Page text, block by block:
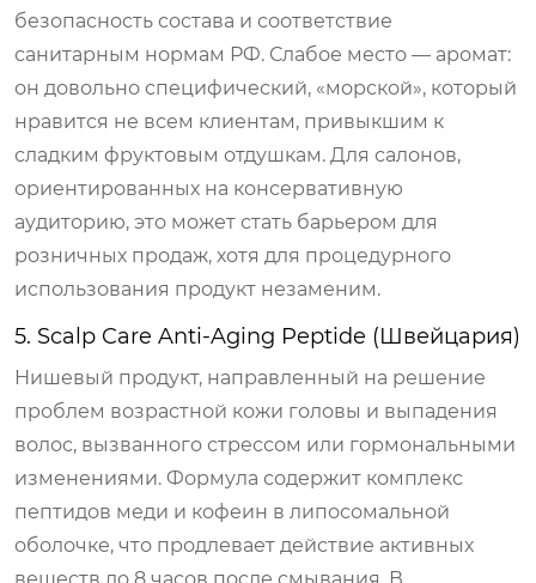
безопасность состава и соответствие
санитарным нормам РФ. Слабое место — аромат:
он довольно специфический, «морской», который
нравится не всем клиентам, привыкшим к
сладким фруктовым отдушкам. Для салонов,
ориентированных на консервативную
аудиторию, это может стать барьером для
розничных продаж, хотя для процедурного
использования продукт незаменим.
5. Scalp Care Anti-Aging Peptide (Швейцария)
Нишевый продукт, направленный на решение
проблем возрастной кожи головы и выпадения
волос, вызванного стрессом или гормональными
изменениями. Формула содержит комплекс
пептидов меди и кофеин в липосомальной
оболочке, что продлевает действие активных